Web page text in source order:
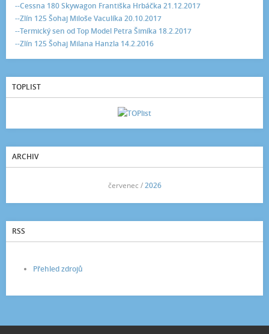
--Cessna 180 Skywagon Františka Hrbáčka 21.12.2017
--Zlín 125 Šohaj Miloše Vaculíka 20.10.2017
--Termický sen od Top Model Petra Šimíka 18.2.2017
--Zlín 125 Šohaj Milana Hanzla 14.2.2016
TOPLIST
ARCHIV
červenec /2026
RSS
Přehled zdrojů